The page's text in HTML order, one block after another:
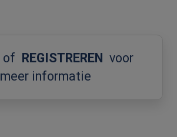
of REGISTREREN voor
meer informatie